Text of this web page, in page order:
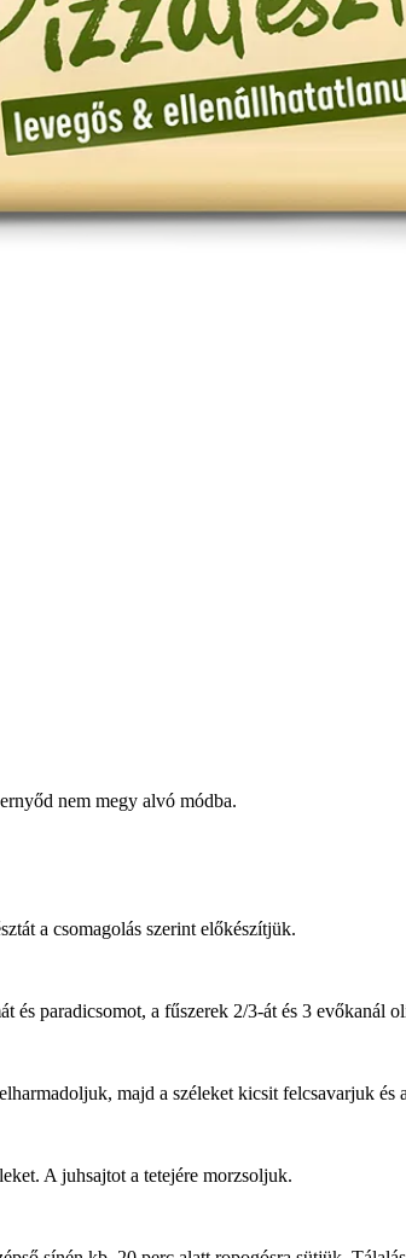
nem megy alvó módba.
a csomagolás szerint előkészítjük.
és paradicsomot, a fűszerek 2/3-át és 3
majd a széleket kicsit felcsavarjuk
A juhsajtot a tetejére morzsoljuk.